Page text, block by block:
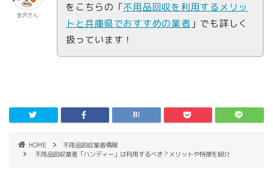
金沢さん
をこちらの「不用品回収を利用するメリッ
トと兵庫県でおすすめの業者 」でも詳しく
扱っています！
HOME
不用品回収業者情報
不用品回収業者「ハンディー」は利用するべき？メリットや特徴を紹介